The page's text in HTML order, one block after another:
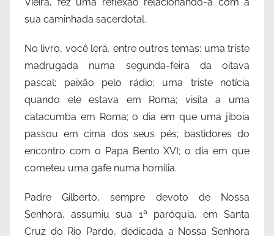
sua caminhada sacerdotal.
No livro, você lerá, entre outros temas: uma triste
madrugada numa segunda-feira da oitava
pascal; paixão pelo rádio; uma triste notícia
quando ele estava em Roma; visita a uma
catacumba em Roma; o dia em que uma jiboia
passou em cima dos seus pés; bastidores do
encontro com o Papa Bento XVI; o dia em que
cometeu uma gafe numa homilia.
Padre Gilberto, sempre devoto de Nossa
Senhora, assumiu sua 1ª paróquia, em Santa
Cruz do Rio Pardo, dedicada a Nossa Senhora